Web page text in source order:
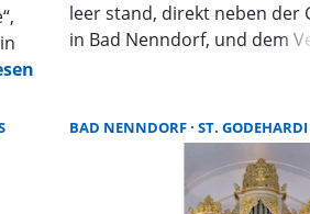
in
leer stand, direkt neben der
in Bad Nenndorf, und dem
Platz für ein neues Gebäude
Grundstück geschaffen. Der
kurzer Zeit errichtet und
BAD NENNDORF ST. GODEHARDI